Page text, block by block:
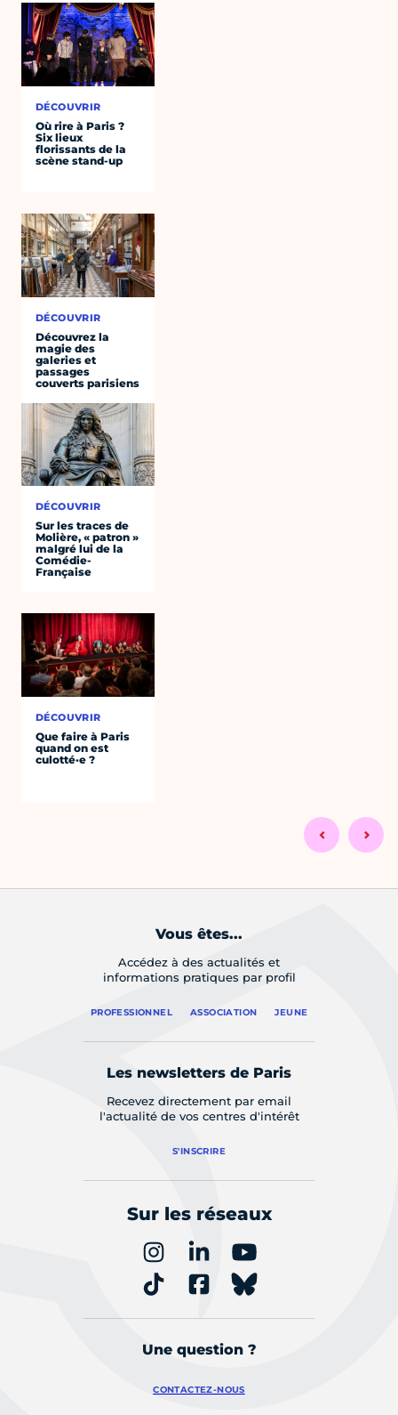
DÉCOUVRIR
Où rire à Paris ?
Six lieux
florissants de la
scène stand-up
DÉCOUVRIR
Découvrez la
magie des
galeries et
passages
couverts parisiens
DÉCOUVRIR
Sur les traces de
Molière, « patron »
malgré lui de la
Comédie-
Française
DÉCOUVRIR
Que faire à Paris
quand on est
culotté·e ?
Vous êtes...
Accédez à des actualités et
informations pratiques par profil
PROFESSIONNEL ASSOCIATION JEUNE
Les newsletters de Paris
Recevez directement par email
l'actualité de vos centres d'intérêt
S'INSCRIRE
Sur les réseaux
Une question ?
CONTACTEZ-NOUS